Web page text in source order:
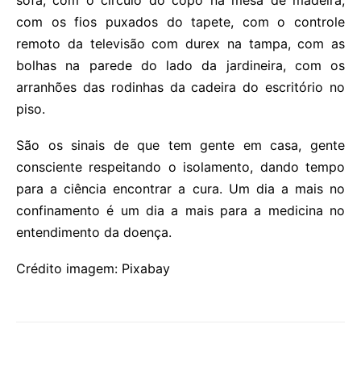
com os fios puxados do tapete, com o controle
remoto da televisão com durex na tampa, com as
bolhas na parede do lado da jardineira, com os
arranhões das rodinhas da cadeira do escritório no
piso.
São os sinais de que tem gente em casa, gente
consciente respeitando o isolamento, dando tempo
para a ciência encontrar a cura. Um dia a mais no
confinamento é um dia a mais para a medicina no
entendimento da doença.
Crédito imagem: Pixabay